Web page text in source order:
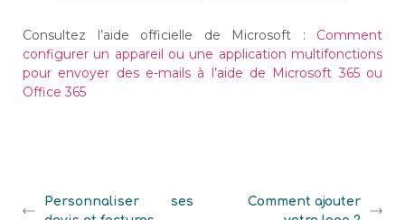
Consultez l’aide officielle de Microsoft : Comment
configurer un appareil ou une application multifonctions
pour envoyer des e-mails à l’aide de Microsoft 365 ou
Office 365
Personnaliser ses
Comment ajouter